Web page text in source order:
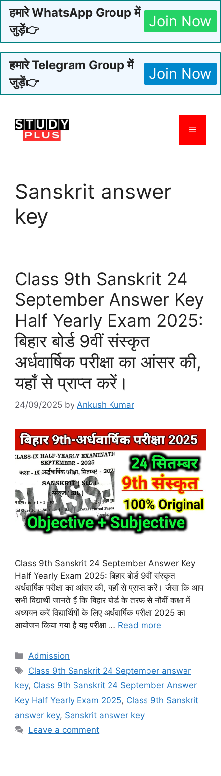
हमारे WhatsApp Group में
जुड़ें👉
Join Now
हमारे Telegram Group में
जुड़ें👉
Join Now
content
Menu
Sanskrit answer
key
Class 9th Sanskrit 24
September Answer Key
Half Yearly Exam 2025:
बिहार बोर्ड 9वीं संस्कृत
अर्धवार्षिक परीक्षा का आंसर की,
यहाँ से प्राप्त करें।
24/09/2025 by Ankush Kumar
Class 9th Sanskrit 24 September Answer Key
Half Yearly Exam 2025: बिहार बोर्ड 9वीं संस्कृत
अर्धवार्षिक परीक्षा का आंसर की, यहाँ से प्राप्त करें। जैसा कि आप
सभी विद्यार्थी जानते हैं कि बिहार बोर्ड के तरफ से नौवीं कक्षा में
अध्ययन करें विद्यार्थियों के लिए अर्धवार्षिक परीक्षा 2025 का
आयोजन किया गया है यह परीक्षा … Read more
Categories
Admission
Tags
Class 9th Sanskrit 24 September answer
key, Class 9th Sanskrit 24 September Answer
Key Half Yearly Exam 2025, Class 9th Sanskrit
answer key, Sanskrit answer key
Leave a comment